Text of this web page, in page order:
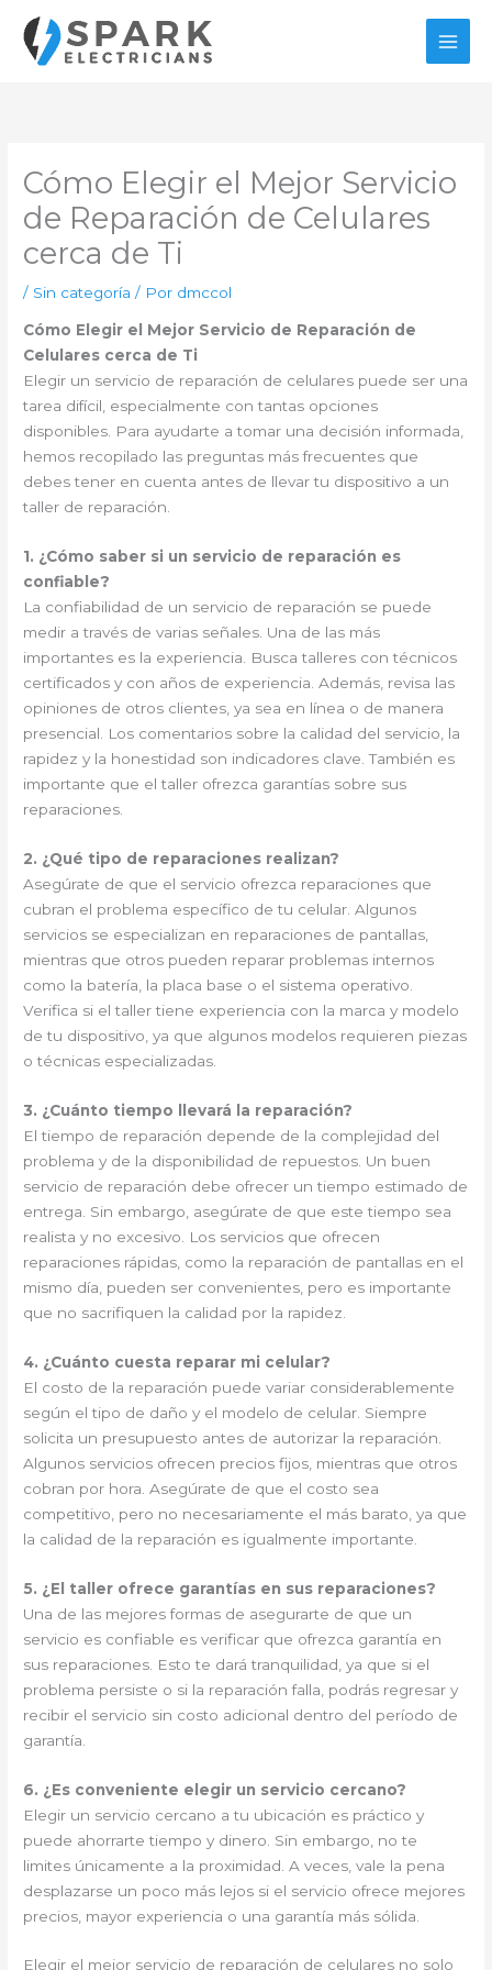
contenido
Cómo Elegir el Mejor Servicio
de Reparación de Celulares
cerca de Ti
/ Sin categoría / Por dmccol
Cómo Elegir el Mejor Servicio de Reparación de
Celulares cerca de Ti
Elegir un servicio de reparación de celulares puede ser una
tarea difícil, especialmente con tantas opciones
disponibles. Para ayudarte a tomar una decisión informada,
hemos recopilado las preguntas más frecuentes que
debes tener en cuenta antes de llevar tu dispositivo a un
taller de reparación.
1. ¿Cómo saber si un servicio de reparación es
confiable?
La confiabilidad de un servicio de reparación se puede
medir a través de varias señales. Una de las más
importantes es la experiencia. Busca talleres con técnicos
certificados y con años de experiencia. Además, revisa las
opiniones de otros clientes, ya sea en línea o de manera
presencial. Los comentarios sobre la calidad del servicio, la
rapidez y la honestidad son indicadores clave. También es
importante que el taller ofrezca garantías sobre sus
reparaciones.
2. ¿Qué tipo de reparaciones realizan?
Asegúrate de que el servicio ofrezca reparaciones que
cubran el problema específico de tu celular. Algunos
servicios se especializan en reparaciones de pantallas,
mientras que otros pueden reparar problemas internos
como la batería, la placa base o el sistema operativo.
Verifica si el taller tiene experiencia con la marca y modelo
de tu dispositivo, ya que algunos modelos requieren piezas
o técnicas especializadas.
3. ¿Cuánto tiempo llevará la reparación?
El tiempo de reparación depende de la complejidad del
problema y de la disponibilidad de repuestos. Un buen
servicio de reparación debe ofrecer un tiempo estimado de
entrega. Sin embargo, asegúrate de que este tiempo sea
realista y no excesivo. Los servicios que ofrecen
reparaciones rápidas, como la reparación de pantallas en el
mismo día, pueden ser convenientes, pero es importante
que no sacrifiquen la calidad por la rapidez.
4. ¿Cuánto cuesta reparar mi celular?
El costo de la reparación puede variar considerablemente
según el tipo de daño y el modelo de celular. Siempre
solicita un presupuesto antes de autorizar la reparación.
Algunos servicios ofrecen precios fijos, mientras que otros
cobran por hora. Asegúrate de que el costo sea
competitivo, pero no necesariamente el más barato, ya que
la calidad de la reparación es igualmente importante.
5. ¿El taller ofrece garantías en sus reparaciones?
Una de las mejores formas de asegurarte de que un
servicio es confiable es verificar que ofrezca garantía en
sus reparaciones. Esto te dará tranquilidad, ya que si el
problema persiste o si la reparación falla, podrás regresar y
recibir el servicio sin costo adicional dentro del período de
garantía.
6. ¿Es conveniente elegir un servicio cercano?
Elegir un servicio cercano a tu ubicación es práctico y
puede ahorrarte tiempo y dinero. Sin embargo, no te
limites únicamente a la proximidad. A veces, vale la pena
desplazarse un poco más lejos si el servicio ofrece mejores
precios, mayor experiencia o una garantía más sólida.
Elegir el mejor servicio de reparación de celulares no solo